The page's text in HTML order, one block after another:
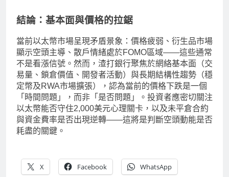
結論：基本面與價格的拉鋸
當前以太幣市場呈現矛盾景象：價格疲弱、衍生品市場
顯示空頭主導、散戶情緒處於FOMO區域——這些通常
不是看漲信號。然而，渣打銀行聚焦於網絡基本面（交
易量、鎖倉價值、開發者活動）與長期結構性趨勢（穩
定幣及RWA市場擴張），認為當前的價格下跌是一個
「時間問題」，而非「是否問題」。投資者應密切關注
以太幣能否守住2,000美元心理關卡，以及未平倉合約
與資金費率是否出現逆轉——這將是判斷空頭動能是否
耗盡的關鍵。
X Facebook WhatsApp